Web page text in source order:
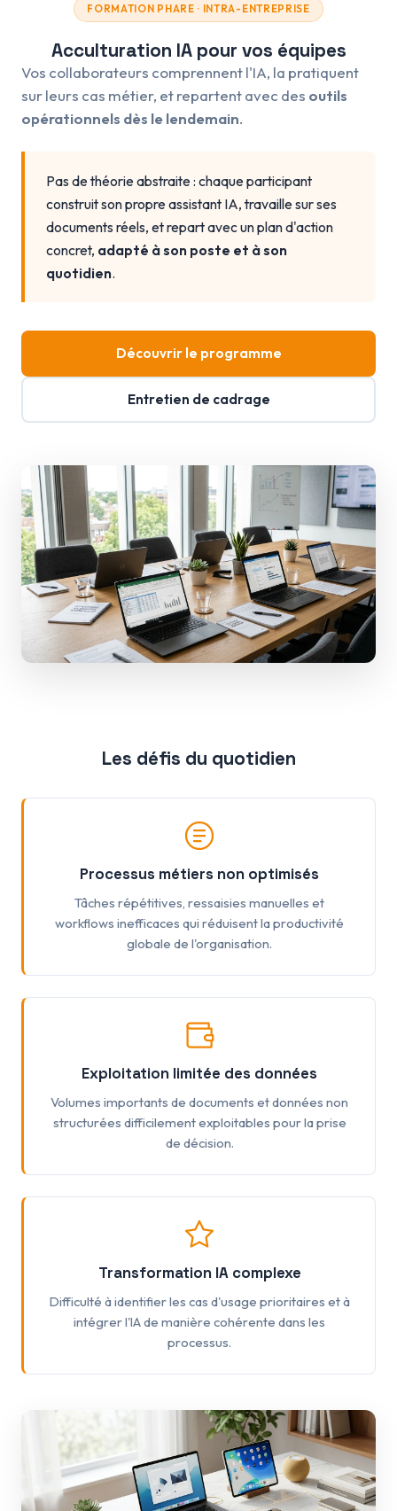
FORMATION PHARE · INTRA-ENTREPRISE
Acculturation IA pour vos équipes
Vos collaborateurs comprennent l'IA, la pratiquent
sur leurs cas métier, et repartent avec des outils
opérationnels dès le lendemain.
Pas de théorie abstraite : chaque participant
construit son propre assistant IA, travaille sur ses
documents réels, et repart avec un plan d'action
concret, adapté à son poste et à son
quotidien.
Découvrir le programme
Entretien de cadrage
Les défis du quotidien
Processus métiers non optimisés
Tâches répétitives, ressaisies manuelles et
workflows inefficaces qui réduisent la productivité
globale de l'organisation.
Exploitation limitée des données
Volumes importants de documents et données non
structurées difficilement exploitables pour la prise
de décision.
Transformation IA complexe
Difficulté à identifier les cas d'usage prioritaires et à
intégrer l'IA de manière cohérente dans les
processus.